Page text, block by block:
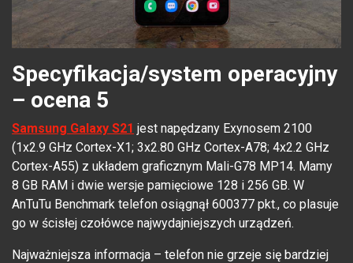
Specyfikacja/system operacyjny
– ocena 5
Samsung Galaxy S21 jest napędzany Exynosem 2100
(1x2.9 GHz Cortex-X1; 3x2.80 GHz Cortex-A78; 4x2.2 GHz
Cortex-A55) z układem graficznym Mali-G78 MP14. Mamy
8 GB RAM i dwie wersje pamięciowe 128 i 256 GB. W
AnTuTu Benchmark telefon osiągnął 600377 pkt., co plasuje
go w ścisłej czołówce najwydajniejszych urządzeń.
Najważniejsza informacja – telefon nie grzeje się bardziej